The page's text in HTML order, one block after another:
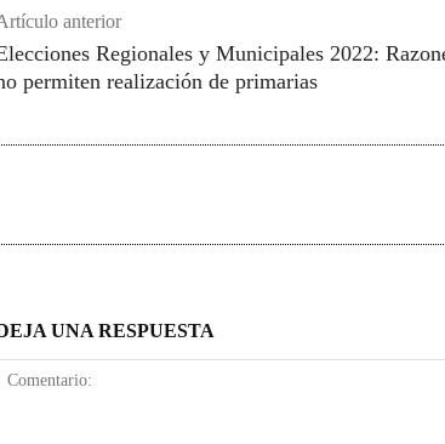
anterior
Regionales y Municipales 2022:
permiten realización de primarias
UNA RESPUESTA